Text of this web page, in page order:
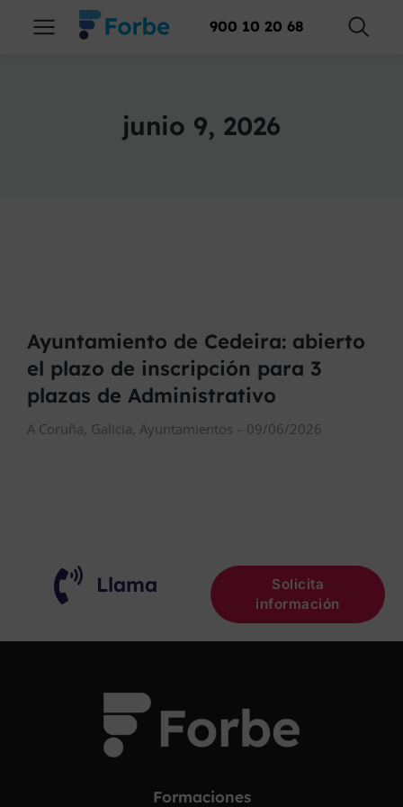
900 10 20 68
junio 9, 2026
Ayuntamiento de Cedeira: abierto
el plazo de inscripción para 3
plazas de Administrativo
A Coruña, Galicia, Ayuntamientos 09/06/2026
Llama
Solicita
información
Formaciones